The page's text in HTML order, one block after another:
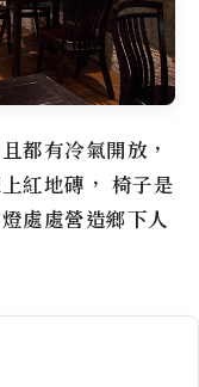
都有冷氣開放，
紅地磚， 椅子是
處處營造鄉下人